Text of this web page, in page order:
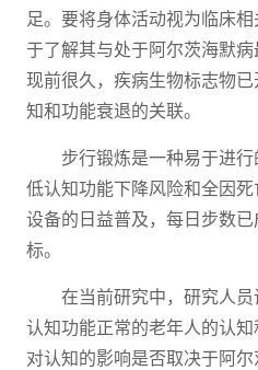
足。要将身体活动视为临床
于了解其与处于阿尔茨海默
现前很久，疾病生物标志物
知和功能衰退的关联。
步行锻炼是一种易于进
低认知功能下降风险和全因
设备的日益普及，每日步数
标。
在当前研究中，研究人
认知功能正常的老年人的认
对认知的影响是否取决于阿